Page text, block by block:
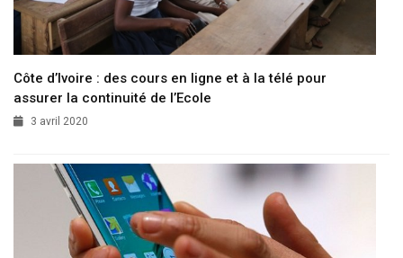
Côte d’Ivoire : des cours en ligne et à la télé pour
assurer la continuité de l’Ecole
3 avril 2020